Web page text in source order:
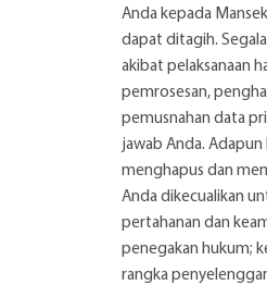
Anda kepada
dapat ditagih.
akibat pelaksanaan
pemrosesan,
pemusnahan data
jawab Anda.
menghapus dan
Anda dikecualikan
pertahanan dan
penegakan hukum;
rangka